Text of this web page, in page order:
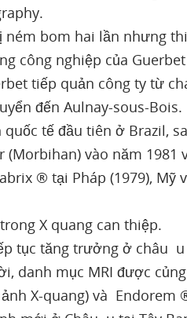
ném bom hai lần nhưng
công nghiệp của
tiếp quản công ty từ
đến Aulnay-sous-Bois.
tế đầu tiên ở Brazil,
(Morbihan) vào năm
® tại Pháp (1979), Mỹ
X quang can thiệp.
tục tăng trưởng ở châu
danh mục MRI được
X-quang) và Endorem